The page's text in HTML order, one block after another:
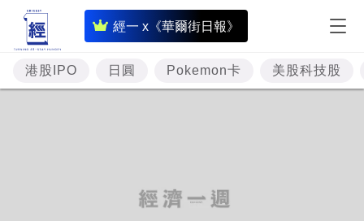
經一 x《華爾街日報》
即
時
財
經
港股IPO 日圓 Pokemon卡 美股科技股